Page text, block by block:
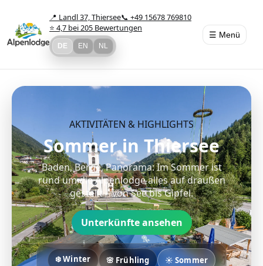
📍 Landl 37, Thiersee📞 +49 15678 769810
⭐ 4,7 bei 205 Bewertungen
DE EN NL
☰ Menü
AKTIVITÄTEN & HIGHLIGHTS
Sommer in Thiersee
Baden, Berge, Panorama: Im Sommer ist
rund um die Alpenlodge alles auf draußen
gestellt – von See bis Gipfel.
Unterkünfte ansehen
❄️ Winter 🌸 Frühling ☀️ Sommer